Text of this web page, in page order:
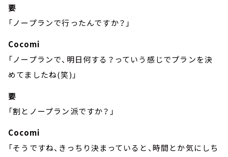
要
「ノープランで行ったんですか？」
Cocomi
「ノープランで、明日何する？っていう感じでプランを決
めてましたね(笑)」
要
「割とノープラン派ですか？」
Cocomi
「そうですね、きっちり決まっていると、時間とか気にしち